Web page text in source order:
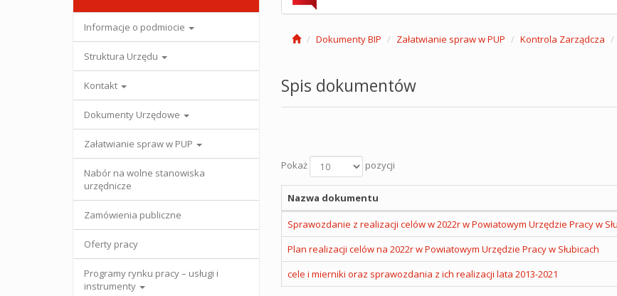
Informacje o podmiocie
Struktura Urzędu
Kontakt
Dokumenty Urzędowe
Załatwianie spraw w PUP
Nabór na wolne stanowiska
urzędnicze
Zamówienia publiczne
Oferty pracy
Programy rynku pracy – usługi i
instrumenty
Dokumenty BIP Załatwianie spraw w PUP Kontrola Zarządcza
Spis dokumentów
Pokaż pozycji
Nazwa dokumentu
Sprawozdanie z realizacji celów w 2022r w Powiatowym Urzędzie Pracy w
Plan realizacji celów na 2022r w Powiatowym Urzędzie Pracy w Słubicach
cele i mierniki oraz sprawozdania z ich realizacji lata 2013-2021